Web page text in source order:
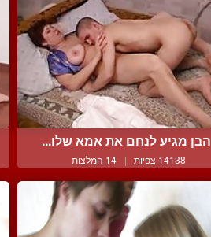
הבן מגיע לנחם את אמא שלו...
14138 צפיות | 14 המלצות